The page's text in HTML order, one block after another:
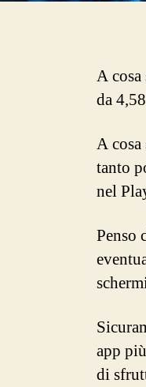
A
da
A
tanto
nel
Penso
app
di